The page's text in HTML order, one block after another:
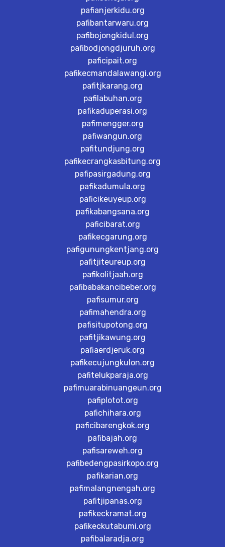
pafianjerkidu.org
pafibantarwaru.org
pafibojongkidul.org
pafibodjongdjuruh.org
paficipait.org
pafikecmandalawangi.org
pafitjkarang.org
pafilabuhan.org
pafikaduperasi.org
pafimengger.org
pafiwangun.org
pafitundjung.org
pafikecrangkasbitung.org
pafipasirgadung.org
pafikadumula.org
paficikeuyeup.org
pafikabangsana.org
paficibarat.org
pafikecgarung.org
pafigunungkentjang.org
pafitjiteureup.org
pafikolitjaah.org
pafibabakancibeber.org
pafisumur.org
pafimahendra.org
pafisitupotong.org
pafitjikawung.org
pafiaerdjeruk.org
pafikecujungkulon.org
pafitelukparaja.org
pafimuarabinuangeun.org
pafiplotot.org
pafichihara.org
paficibarengkok.org
pafibajah.org
pafisareweh.org
pafibedengpasirkopo.org
pafikarian.org
pafimalangnengah.org
pafitjipanas.org
pafikeckramat.org
pafikeckutabumi.org
pafibalaradja.org